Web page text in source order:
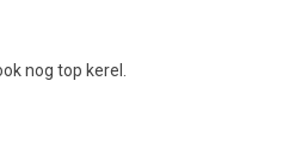
nog top kerel.